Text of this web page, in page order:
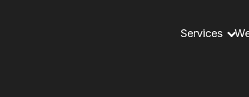
Services